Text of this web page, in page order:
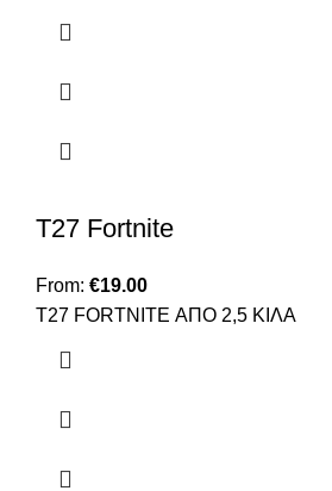
T27 Fortnite
From: €19.00
Τ27 FORTNITE ΑΠΟ 2,5 ΚΙΛΑ